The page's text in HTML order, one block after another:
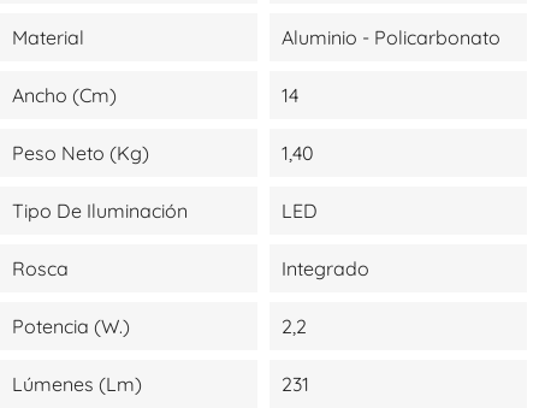
Material Aluminio - Policarbonato
Ancho (cm) 14
Peso Neto (kg) 1,40
Tipo De Iluminación LED
Rosca Integrado
Potencia (W.) 2,2
Lúmenes (lm) 231